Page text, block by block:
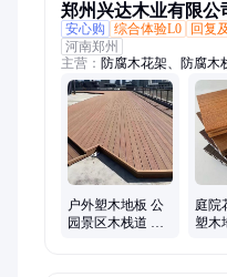
郑州兴达木业有限公
安心购
综合体验L0 回复
河南郑州
主营： 防腐木花架、防腐木
工、防腐木护栏、防腐木木
木凉亭、防腐木长廊、防腐
防腐木、防腐木地板、防
木地板、铝合金凉亭、铝合
户外塑木地板 公
园景区木栈道 室
庭院
塑木